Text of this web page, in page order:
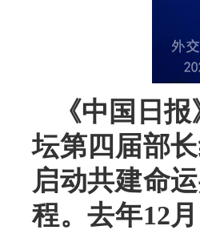
《中国日
坛第四届部
启动共建命
程。去年12